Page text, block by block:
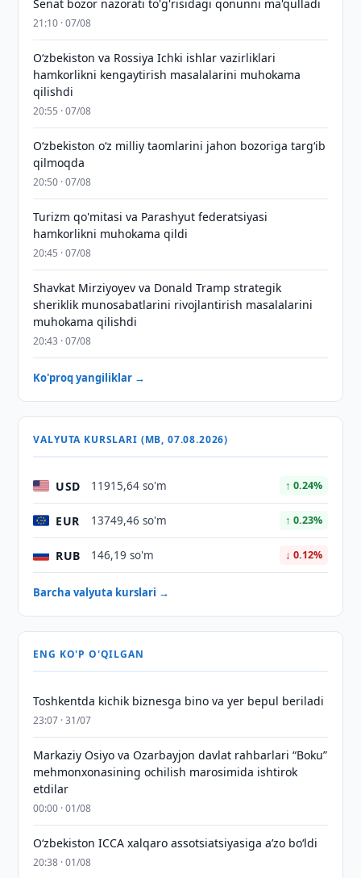
Senat bozor nazorati to'g'risidagi qonunni ma'qulladi
21:10 · 07/08
Oʻzbekiston va Rossiya Ichki ishlar vazirliklari
hamkorlikni kengaytirish masalalarini muhokama
qilishdi
20:55 · 07/08
Oʻzbekiston oʻz milliy taomlarini jahon bozoriga targʻib
qilmoqda
20:50 · 07/08
Turizm qo'mitasi va Parashyut federatsiyasi
hamkorlikni muhokama qildi
20:45 · 07/08
Shavkat Mirziyoyev va Donald Tramp strategik
sheriklik munosabatlarini rivojlantirish masalalarini
muhokama qilishdi
20:43 · 07/08
Ko'proq yangiliklar →
VALYUTA KURSLARI (MB, 07.08.2026)
USD 11915,64 so'm ↑ 0.24%
EUR 13749,46 so'm ↑ 0.23%
RUB 146,19 so'm ↓ 0.12%
Barcha valyuta kurslari →
ENG KO'P O'QILGAN
Toshkentda kichik biznesga bino va yer bepul beriladi
23:07 · 31/07
Markaziy Osiyo va Ozarbayjon davlat rahbarlari “Boku”
mehmonxonasining ochilish marosimida ishtirok
etdilar
00:00 · 01/08
O‘zbekiston ICCA xalqaro assotsiatsiyasiga aʼzo bo‘ldi
20:38 · 01/08